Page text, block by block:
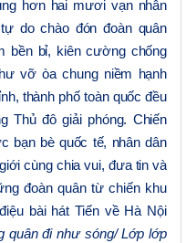
hơn hai mươi vạn nhân
do chào đón đoàn quân
bền bỉ, kiên cường chống
vỡ òa chung niềm hạnh
thành phố toàn quốc đều
Thủ đô giải phóng. Chiến
bạn bè quốc tế, nhân dân
cùng chia vui, đưa tin và
đoàn quân từ chiến khu
bài hát Tiến về Hà Nội
quân đi như sóng/ Lớp lớp